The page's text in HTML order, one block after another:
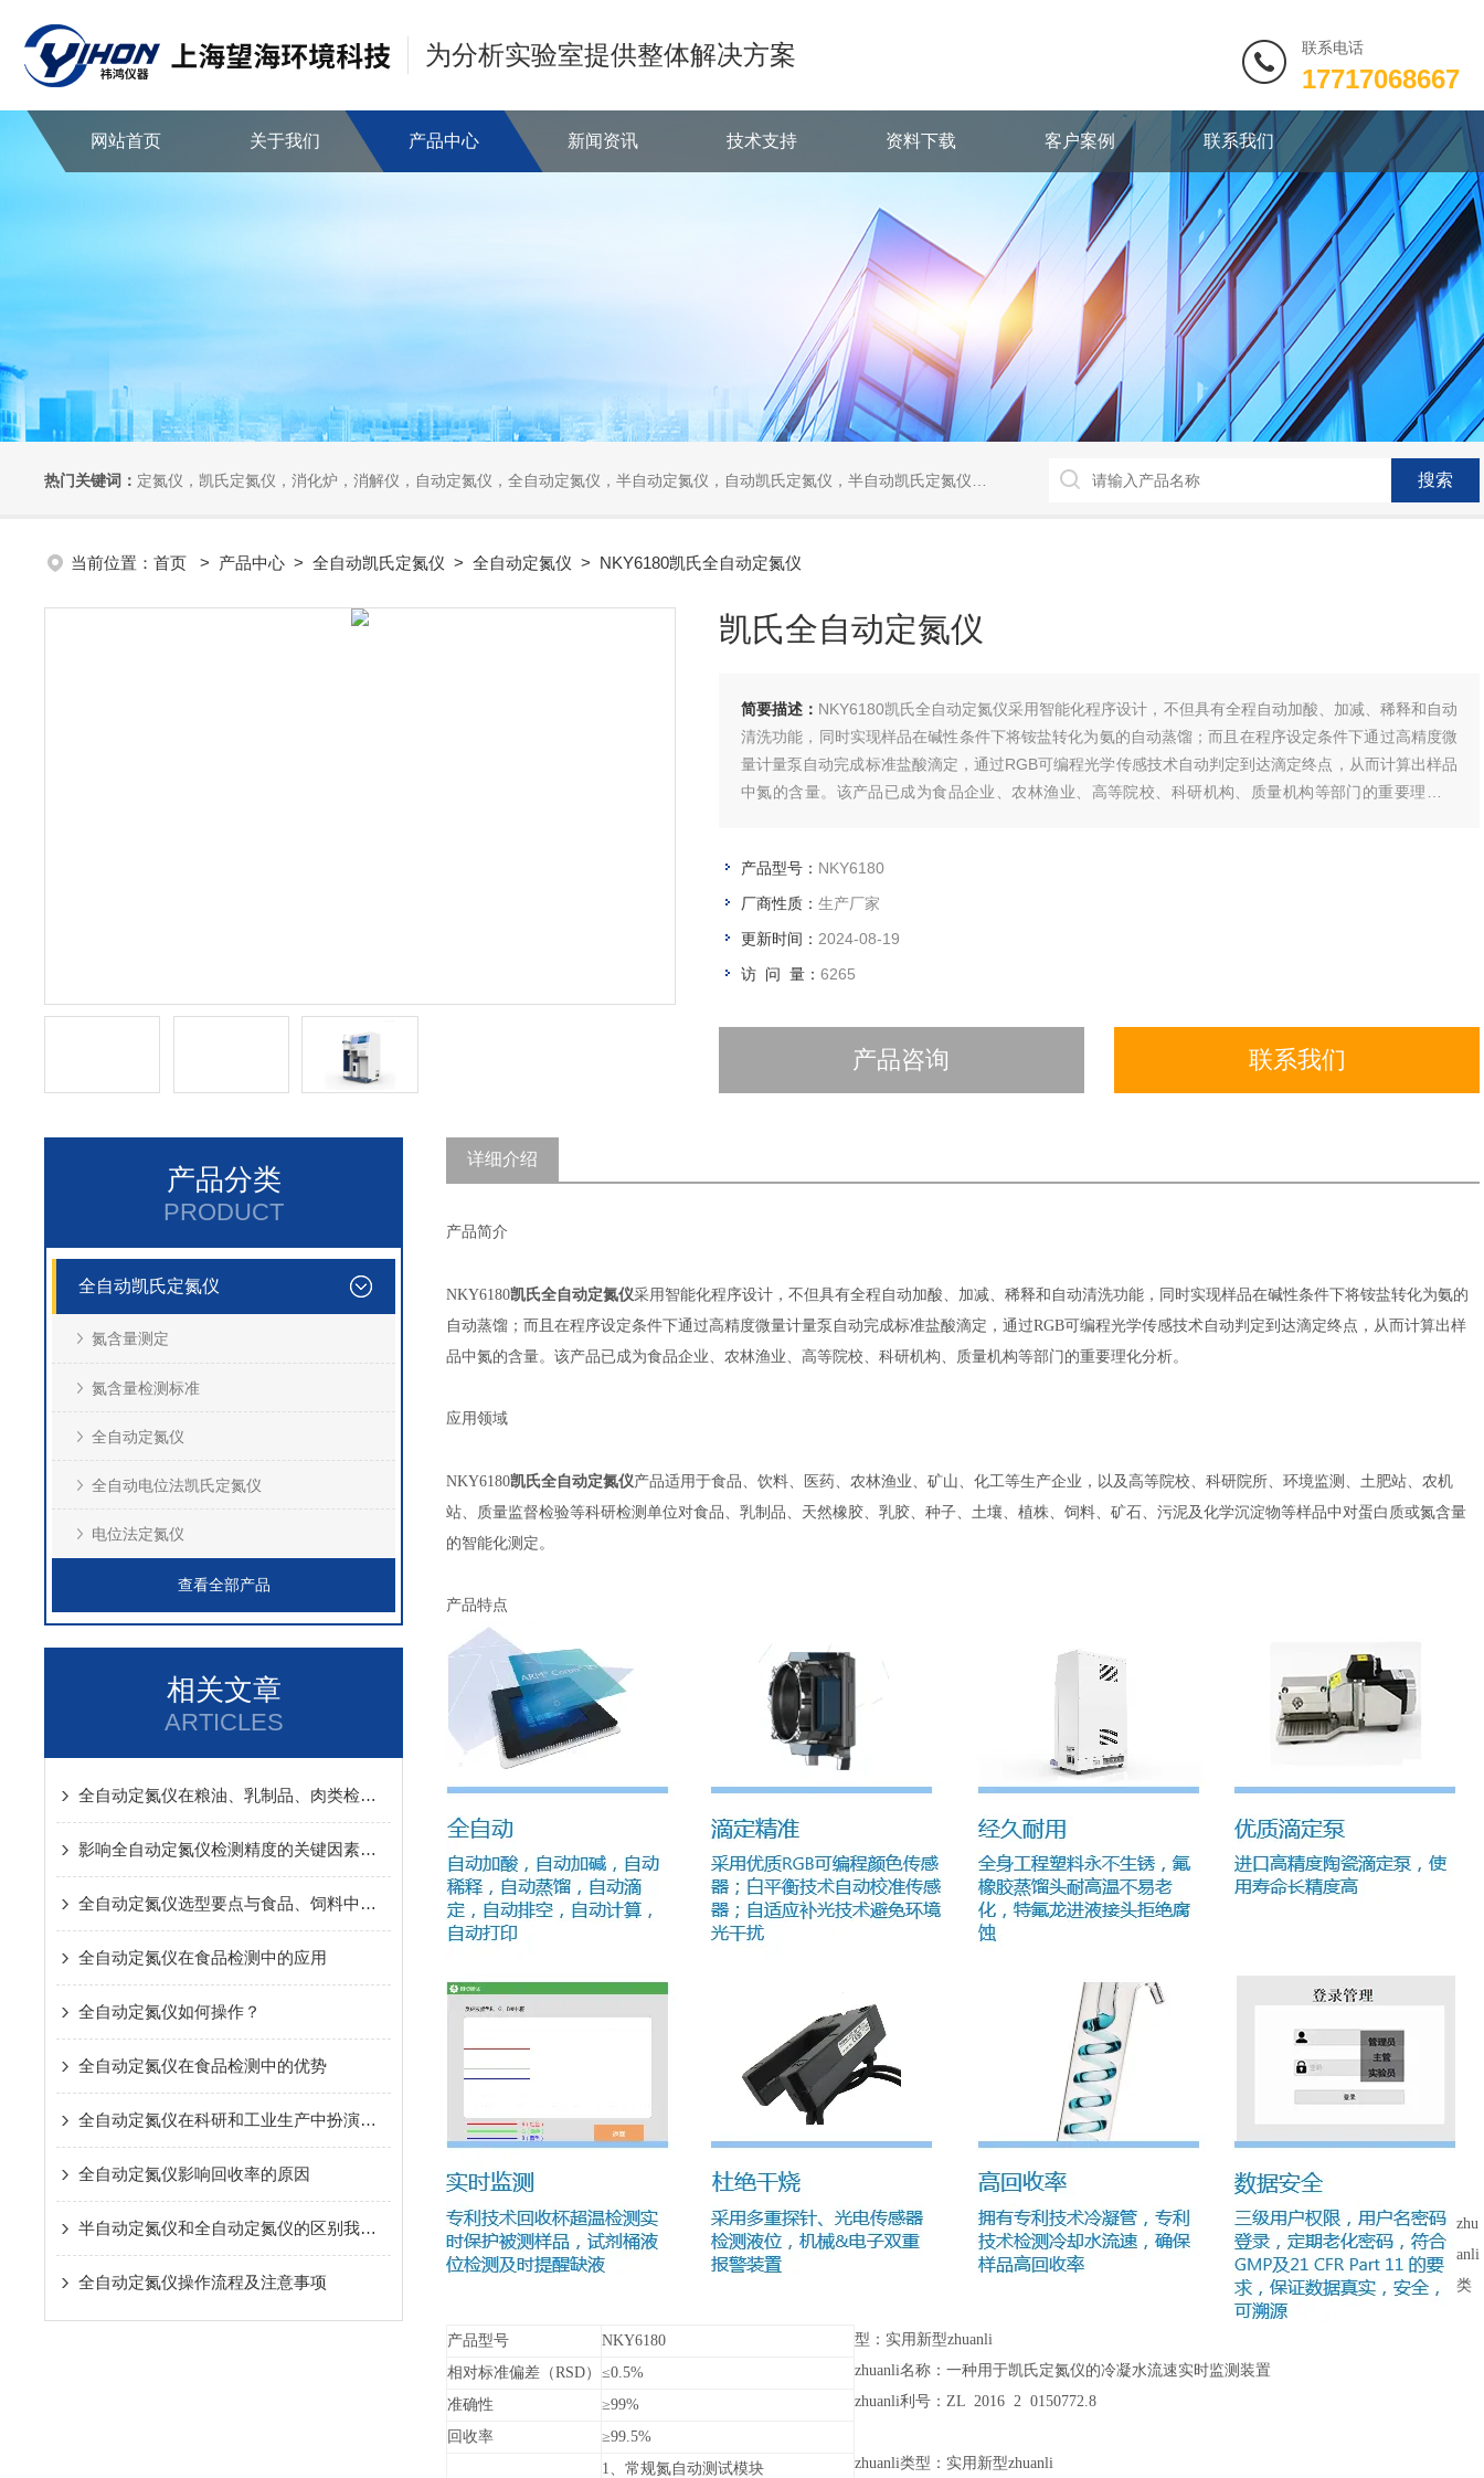
为分析实验室提供整体解决方案 联系电话
17717068667
网站首页 关于我们 产品中心 新闻资讯 技术支持 资料下载 客户案例 联系我们
热门关键词： 定氮仪，凯氏定氮仪，消化炉，消解仪，自动定氮仪，全自动定氮仪，半自动定氮仪，自动凯氏定氮仪，半自动凯氏定氮仪，全自动凯氏定氮仪
当前位置： 首页 > 产品中心 > 全自动凯氏定氮仪 > 全自动定氮仪 > NKY6180凯氏全自动定氮仪
凯氏全自动定氮仪
简要描述： NKY6180凯氏全自动定氮仪采用智能化程序设计，不但具有全程自动加酸、加减、稀释和自动
清洗功能，同时实现样品在碱性条件下将铵盐转化为氨的自动蒸馏；而且在程序设定条件下通过高精度微
量计量泵自动完成标准盐酸滴定，通过RGB可编程光学传感技术自动判定到达滴定终点，从而计算出样品
中氮的含量。该产品已成为食品企业、农林渔业、高等院校、科研机构、质量机构等部门的重要理化分
产品型号： NKY6180
厂商性质： 生产厂家
更新时间： 2024-08-19
访 问 量： 6265
产品咨询 联系我们
产品分类
PRODUCT
全自动凯氏定氮仪
氮含量测定
氮含量检测标准
全自动定氮仪
全自动电位法凯氏定氮仪
电位法定氮仪
查看全部产品
相关文章
ARTICLES
全自动定氮仪在粮油、乳制品、肉类检测中的实操应用方案
影响全自动定氮仪检测精度的关键因素及针对性解决办法
全自动定氮仪选型要点与食品、饲料中蛋白质含量检测应用方案详解
全自动定氮仪在食品检测中的应用
全自动定氮仪如何操作？
全自动定氮仪在食品检测中的优势
全自动定氮仪在科研和工业生产中扮演着越来越重要的角色
全自动定氮仪影响回收率的原因
半自动定氮仪和全自动定氮仪的区别我已经告诉你了,点击查看就行了
全自动定氮仪操作流程及注意事项
详细介绍
产品简介
NKY6180凯氏全自动定氮仪采用智能化程序设计，不但具有全程自动加酸、加减、稀释和自动清洗功能，同时实现样品在碱性条件下将铵盐转化为氨的
自动蒸馏；而且在程序设定条件下通过高精度微量计量泵自动完成标准盐酸滴定，通过RGB可编程光学传感技术自动判定到达滴定终点，从而计算出样
品中氮的含量。该产品已成为食品企业、农林渔业、高等院校、科研机构、质量机构等部门的重要理化分析。
应用领域
NKY6180凯氏全自动定氮仪产品适用于食品、饮料、医药、农林渔业、矿山、化工等生产企业，以及高等院校、科研院所、环境监测、土肥站、农机
站、质量监督检验等科研检测单位对食品、乳制品、天然橡胶、乳胶、种子、土壤、植株、饲料、矿石、污泥及化学沉淀物等样品中对蛋白质或氮含量
的智能化测定。
产品特点
产品型号
NKY6180
相对标准偏差（RSD） ≤0.5%
准确性
≥99%
回收率
≥99.5%
1、常规氮自动测试模块
zhu
anli
类
型：实用新型zhuanli
zhuanli名称：一种用于凯氏定氮仪的冷凝水流速实时监测装置
zhuanli利号：ZL 2016 2 0150772.8
zhuanli类型：实用新型zhuanli